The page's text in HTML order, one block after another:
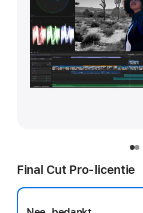
Final Cut Pro-licentie